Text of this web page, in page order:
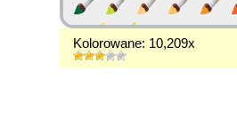
Kolorowane: 10,209x